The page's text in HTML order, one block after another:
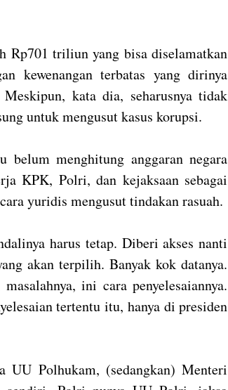
Rp701 triliun yang bisa diselamatkan
kewenangan terbatas yang dirinya
kata dia, seharusnya tidak
untuk mengusut kasus korupsi.
menghitung anggaran negara
KPK, Polri, dan kejaksaan sebagai
yuridis mengusut tindakan rasuah.
harus tetap. Diberi akses nanti
akan terpilih. Banyak kok datanya.
ini cara penyelesaiannya.
tertentu itu, hanya di presiden
Polhukam, (sedangkan) Menteri